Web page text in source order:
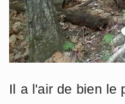
Il a l'air de bien le